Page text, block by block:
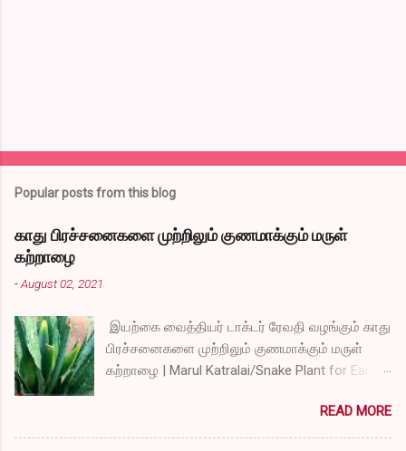
Popular posts from this blog
காது பிரச்சனைகளை முற்றிலும் குணமாக்கும் மருள்
கற்றாழை
-August 02, 2021
இயற்கை வைத்தியர் டாக்டர் ரேவதி வழங்கும் காது
பிரச்சனைகளை முற்றிலும் குணமாக்கும் மருள்
கற்றாழை | Marul Katralai/Snake Plant for Ear
READ MORE